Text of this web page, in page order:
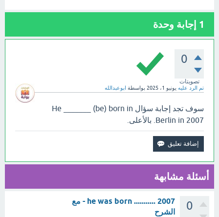
1 إجابة وحدة
0
تصويتات
تم الرد عليه يونيو 1، 2025 بواسطة ابوعبدالله
سوف تجد إجابة سؤال He _______ (be) born in
Berlin in 2007. بالأعلى.
أسئلة مشابهة
0
he was born ........... 2007 - مع
الشرح